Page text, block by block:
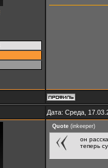
Дата: Среда,
Quote(inkeeper)
он
теперь